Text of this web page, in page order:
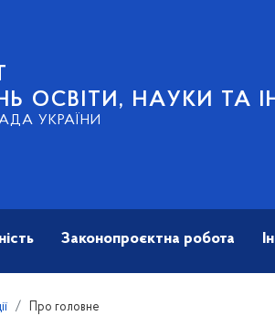
ОСВІТИ, НАУКИ ТА
УКРАЇНИ
Законопроєктна робота
Про головне